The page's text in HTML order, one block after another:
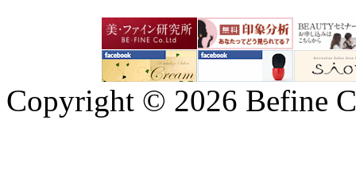
Copyright © 2026 Befine